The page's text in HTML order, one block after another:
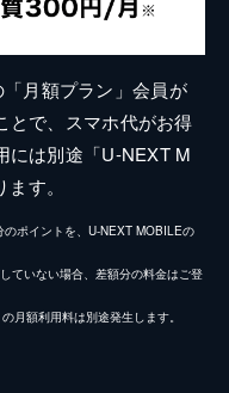
月額プラン」会員が
とで、スマホ代がお得
には別途「U-NEXT M
す。
ポイントを、U-NEXT MOBILEの
ていない場合、差額分の料金はご登
月額利用料は別途発生します。